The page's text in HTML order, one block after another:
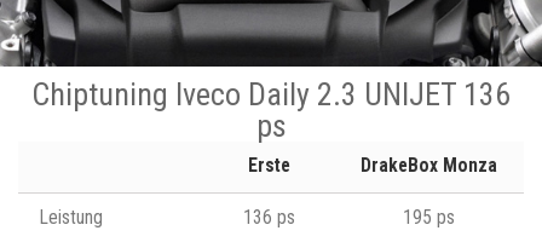
Chiptuning Iveco Daily 2.3 UNIJET 136
ps
Erste DrakeBox Monza
Leistung 136 ps 195 ps